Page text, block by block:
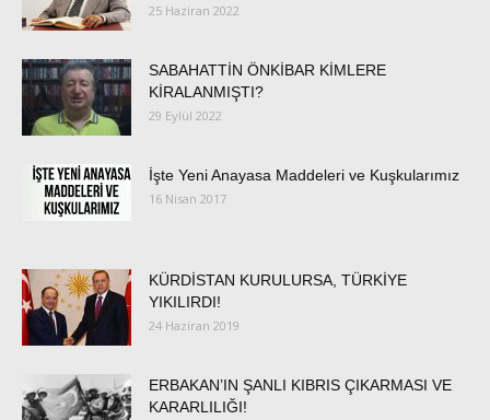
25 Haziran 2022
SABAHATTİN ÖNKİBAR KİMLERE
KİRALANMIŞTI?
29 Eylül 2022
İşte Yeni Anayasa Maddeleri ve Kuşkularımız
16 Nisan 2017
KÜRDİSTAN KURULURSA, TÜRKİYE
YIKILIRDI!
24 Haziran 2019
ERBAKAN’IN ŞANLI KIBRIS ÇIKARMASI VE
KARARLILIĞI!